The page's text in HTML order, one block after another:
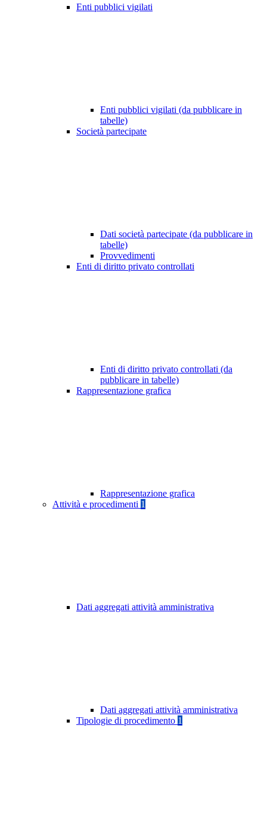
Enti pubblici vigilati
Enti pubblici vigilati (da pubblicare in
tabelle)
Società partecipate
Dati società partecipate (da pubblicare in
tabelle)
Provvedimenti
Enti di diritto privato controllati
Enti di diritto privato controllati (da
pubblicare in tabelle)
Rappresentazione grafica
Rappresentazione grafica
Attività e procedimenti 1
Dati aggregati attività amministrativa
Dati aggregati attività amministrativa
Tipologie di procedimento 1